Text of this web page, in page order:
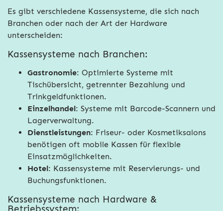
Es gibt verschiedene Kassensysteme, die sich nach
Branchen oder nach der Art der Hardware
unterscheiden:
Kassensysteme nach Branchen:
Gastronomie: Optimierte Systeme mit
Tischübersicht, getrennter Bezahlung und
Trinkgeldfunktionen.
Einzelhandel: Systeme mit Barcode-Scannern und
Lagerverwaltung.
Dienstleistungen: Friseur- oder Kosmetiksalons
benötigen oft mobile Kassen für flexible
Einsatzmöglichkeiten.
Hotel: Kassensysteme mit Reservierungs- und
Buchungsfunktionen.
Kassensysteme nach Hardware &